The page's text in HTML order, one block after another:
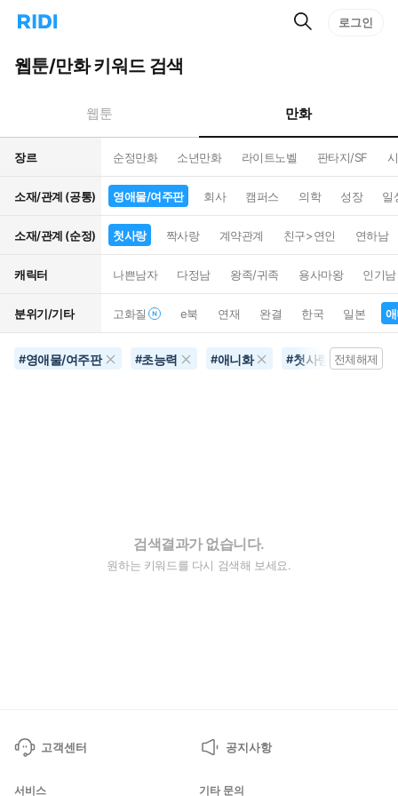
리
홈
으
턴
트
검
로그인
웹툰/만화 키워드 검색
웹툰 만화
장르 순정만화 소년만화 라이트노벨 판타지/SF
소재/관계 (공통) 영애물/여주판 회사 캠퍼스 의학 성장 일
소재/관계 (순정) 첫사랑 짝사랑 계약관계 친구>연인 연하남
캐릭터 나쁜남자 다정남 왕족/귀족 용사마왕 인기남
분위기/기타 고화질 e북 연재 완결 한국 일본
#영애물/여주판 #초능력 #애니화 #첫사랑 전체해제
검색결과가 없습니다.
원하는 키워드를 다시 검색해 보세요.
고객센터 공지사항
서비스 기타 문의